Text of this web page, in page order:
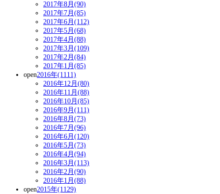
2017年8月(90)
2017年7月(85)
2017年6月(112)
2017年5月(68)
2017年4月(88)
2017年3月(109)
2017年2月(84)
2017年1月(85)
open2016年(1111)
2016年12月(80)
2016年11月(88)
2016年10月(85)
2016年9月(111)
2016年8月(73)
2016年7月(96)
2016年6月(120)
2016年5月(73)
2016年4月(94)
2016年3月(113)
2016年2月(90)
2016年1月(88)
open2015年(1129)